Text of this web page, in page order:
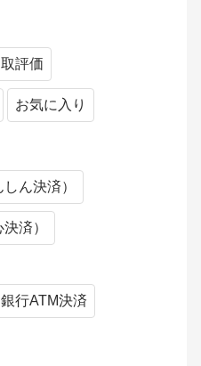
法
ルが届かない場合の会員
？
評価
お気に入り
ん決済）
済）
銀行ATM決済